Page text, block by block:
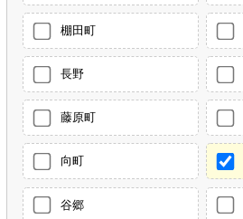
棚田町
長野
藤原町
向町
谷郷